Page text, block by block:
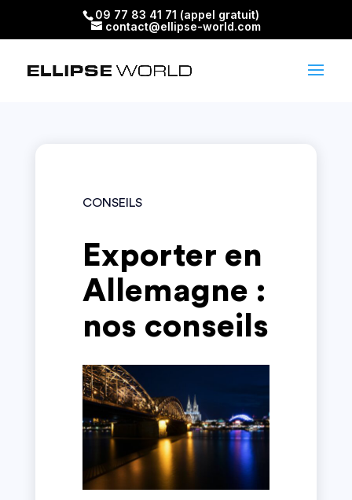
09 77 83 41 71 (appel gratuit)
contact@ellipse-world.com
CONSEILS
Exporter en
Allemagne :
nos conseils